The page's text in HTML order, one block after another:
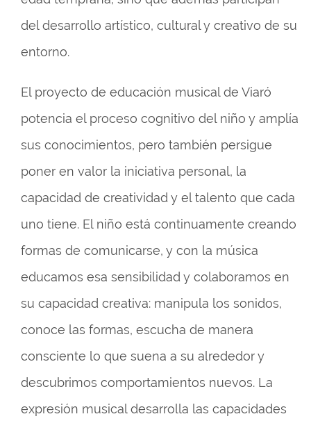
del desarrollo artístico, cultural y creativo de su
entorno.
El proyecto de educación musical de Viaró
potencia el proceso cognitivo del niño y amplía
sus conocimientos, pero también persigue
poner en valor la iniciativa personal, la
capacidad de creatividad y el talento que cada
uno tiene. El niño está continuamente creando
formas de comunicarse, y con la música
educamos esa sensibilidad y colaboramos en
su capacidad creativa: manipula los sonidos,
conoce las formas, escucha de manera
consciente lo que suena a su alrededor y
descubrimos comportamientos nuevos. La
expresión musical desarrolla las capacidades